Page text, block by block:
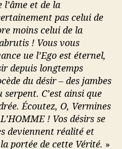
l’âme et de la
pas celui de
moins celui de la
! Vous vous
ue l’Ego est éternel,
depuis longtemps
du désir – des jambes
C’est ainsi que
Écoutez, O, Vermines
! Vos désirs se
deviennent réalité et
portée de cette Vérité. »